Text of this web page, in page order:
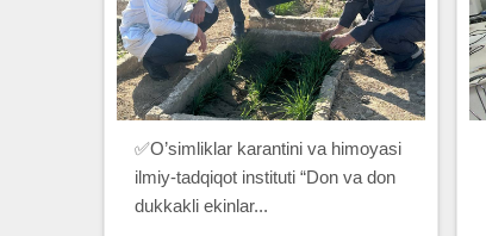
✅O’simliklar karantini va himoyasi
ilmiy-tadqiqot instituti “Don va don
dukkakli ekinlar...